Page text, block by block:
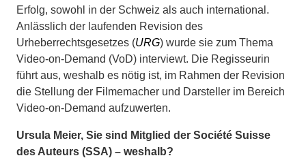
Erfolg, sowohl in der Schweiz als auch international.
Anlässlich der laufenden Revision des
Urheberrechtsgesetzes (URG) wurde sie zum Thema
Video-on-Demand (VoD) interviewt. Die Regisseurin
führt aus, weshalb es nötig ist, im Rahmen der Revision
die Stellung der Filmemacher und Darsteller im Bereich
Video-on-Demand aufzuwerten.
Ursula Meier, Sie sind Mitglied der Société Suisse
des Auteurs (SSA) – weshalb?